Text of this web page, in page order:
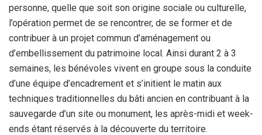
personne, quelle que soit son origine sociale ou culturelle,
l’opération permet de se rencontrer, de se former et de
contribuer à un projet commun d’aménagement ou
d’embellissement du patrimoine local. Ainsi durant 2 à 3
semaines, les bénévoles vivent en groupe sous la conduite
d’une équipe d’encadrement et s’initient le matin aux
techniques traditionnelles du bâti ancien en contribuant à la
sauvegarde d’un site ou monument, les après-midi et week-
ends étant réservés à la découverte du territoire.